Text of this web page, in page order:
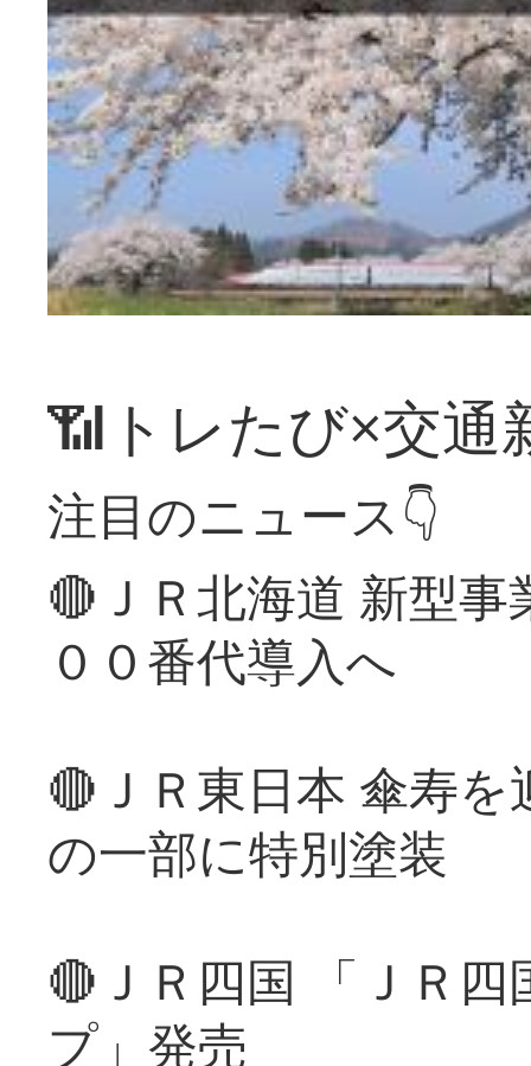
📶トレたび×交通
注目のニュース👇
🔴ＪＲ北海道 新型
００番代導入へ
🔴ＪＲ東日本 傘寿
の一部に特別塗装
🔴ＪＲ四国 「ＪＲ
プ」発売